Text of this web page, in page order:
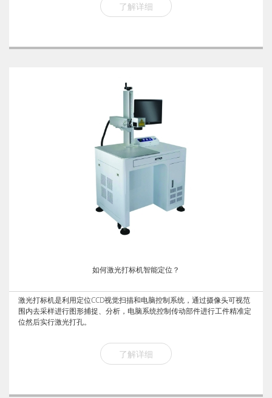
了解详细
如何激光打标机智能定位？
激光打标机是利用定位CCD视觉扫描和电脑控制系统，通过摄像头可视范
围内去采样进行图形捕捉、分析，电脑系统控制传动部件进行工件精准定
位然后实行激光打孔。
了解详细